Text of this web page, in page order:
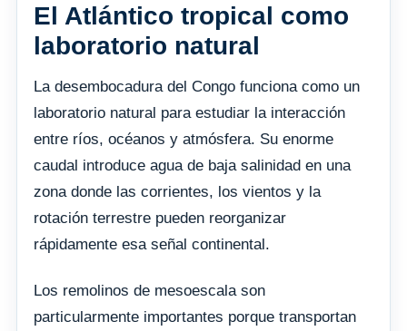
El Atlántico tropical como
laboratorio natural
La desembocadura del Congo funciona como un
laboratorio natural para estudiar la interacción
entre ríos, océanos y atmósfera. Su enorme
caudal introduce agua de baja salinidad en una
zona donde las corrientes, los vientos y la
rotación terrestre pueden reorganizar
rápidamente esa señal continental.
Los remolinos de mesoescala son
particularmente importantes porque transportan